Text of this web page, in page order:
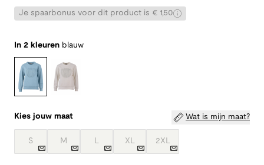
Je spaarbonus voor dit product is € 1,50
In 2 kleuren blauw
Kies jouw maat Wat is mijn maat?
S M L XL 2XL